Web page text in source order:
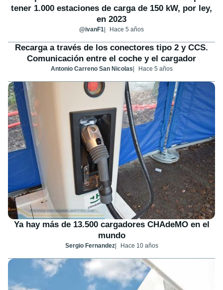
tener 1.000 estaciones de carga de 150 kW, por ley,
en 2023
@ivanF1 Hace 5 años
Recarga a través de los conectores tipo 2 y CCS.
Comunicación entre el coche y el cargador
Antonio Carreno San Nicolas Hace 5 años
Ya hay más de 13.500 cargadores CHAdeMO en el
mundo
Sergio Fernandez Hace 10 años